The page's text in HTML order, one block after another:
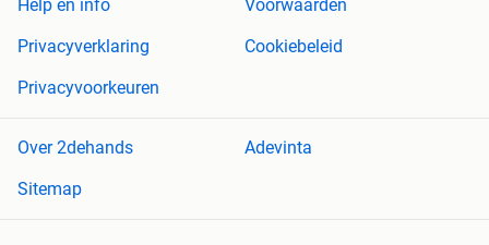
Help en info
Voorwaarden
Privacyverklaring
Cookiebeleid
Privacyvoorkeuren
Over 2dehands
Adevinta
Sitemap